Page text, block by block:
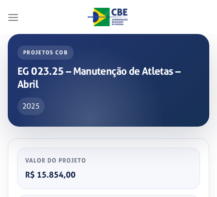
PROJETOS COB
EG 023.25 – Manutenção de Atletas –
Abril
2025
VALOR DO PROJETO
R$ 15.854,00